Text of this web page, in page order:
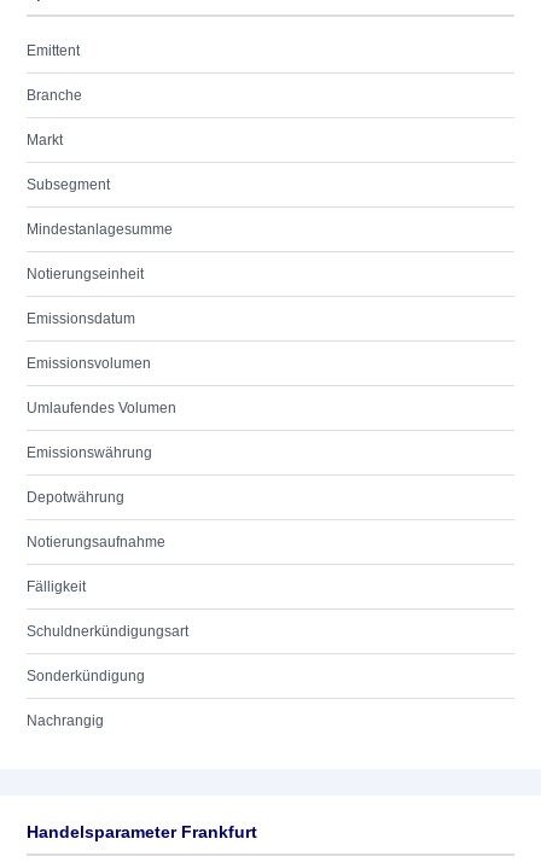
Emittent
Branche
Markt
Subsegment
Mindestanlagesumme
Notierungseinheit
Emissionsdatum
Emissionsvolumen
Umlaufendes Volumen
Emissionswährung
Depotwährung
Notierungsaufnahme
Fälligkeit
Schuldnerkündigungsart
Sonderkündigung
Nachrangig
Handelsparameter Frankfurt